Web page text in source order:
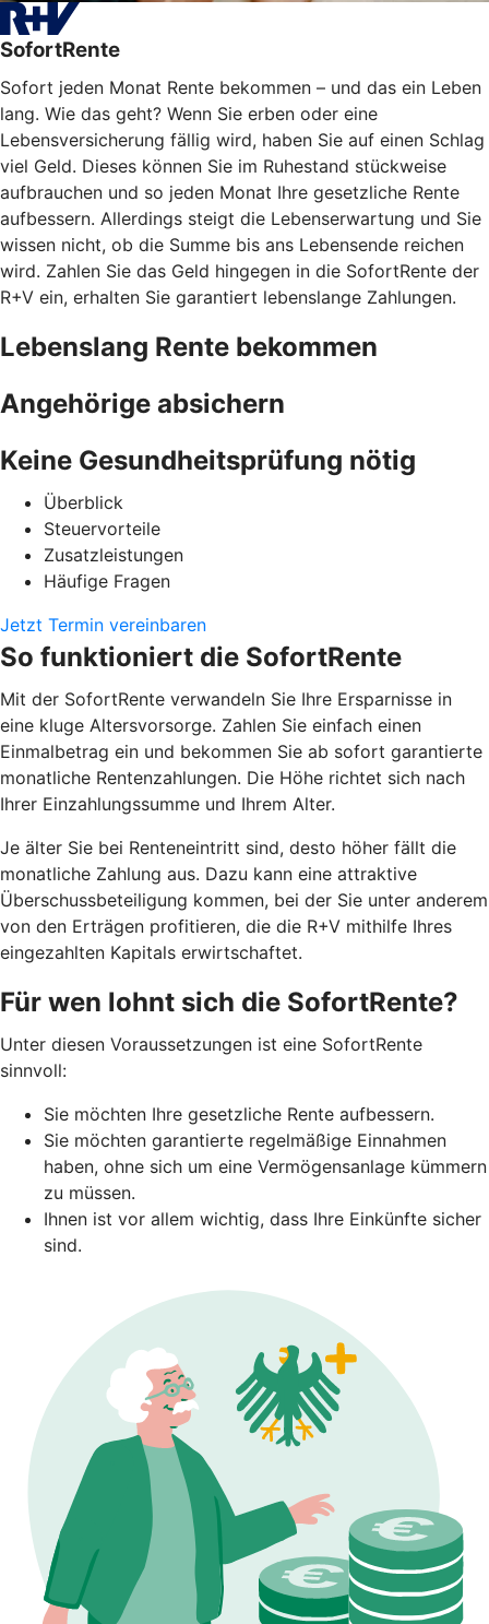
SofortRente
Sofort jeden Monat Rente bekommen – und das ein Leben
lang. Wie das geht? Wenn Sie erben oder eine
Lebensversicherung fällig wird, haben Sie auf einen Schlag
viel Geld. Dieses können Sie im Ruhestand stückweise
aufbrauchen und so jeden Monat Ihre gesetzliche Rente
aufbessern. Allerdings steigt die Lebenserwartung und Sie
wissen nicht, ob die Summe bis ans Lebensende reichen
wird. Zahlen Sie das Geld hingegen in die SofortRente der
R+V ein, erhalten Sie garantiert lebenslange Zahlungen.
Lebenslang Rente bekommen
Angehörige absichern
Keine Gesundheitsprüfung nötig
Überblick
Steuervorteile
Zusatzleistungen
Häufige Fragen
Jetzt Termin vereinbaren
So funktioniert die SofortRente
Mit der SofortRente verwandeln Sie Ihre Ersparnisse in
eine kluge Altersvorsorge. Zahlen Sie einfach einen
Einmalbetrag ein und bekommen Sie ab sofort garantierte
monatliche Rentenzahlungen. Die Höhe richtet sich nach
Ihrer Einzahlungssumme und Ihrem Alter.
Je älter Sie bei Renteneintritt sind, desto höher fällt die
monatliche Zahlung aus. Dazu kann eine attraktive
Überschussbeteiligung kommen, bei der Sie unter anderem
von den Erträgen profitieren, die die R+V mithilfe Ihres
eingezahlten Kapitals erwirtschaftet.
Für wen lohnt sich die SofortRente?
Unter diesen Voraussetzungen ist eine SofortRente
sinnvoll:
Sie möchten Ihre gesetzliche Rente aufbessern.
Sie möchten garantierte regelmäßige Einnahmen
haben, ohne sich um eine Vermögensanlage kümmern
zu müssen.
Ihnen ist vor allem wichtig, dass Ihre Einkünfte sicher
sind.